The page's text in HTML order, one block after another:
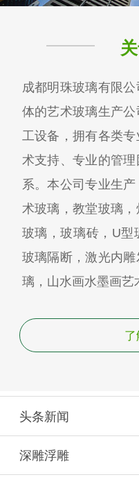
成都明珠玻璃有限
体的艺术玻璃生产
工设备，拥有各类
术支持、专业的管
系。本公司专业生
术玻璃，教堂玻璃
玻璃，玻璃砖，U型
玻璃隔断，激光内
璃，山水画水墨画艺
头条新闻
深雕浮雕